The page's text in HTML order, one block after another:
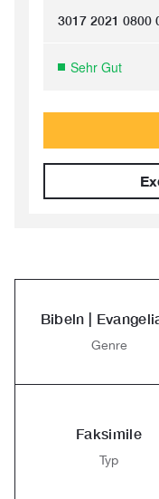
3017 2021 0800
Sehr Gut
Bibeln |
Genre
Faksimile
Typ